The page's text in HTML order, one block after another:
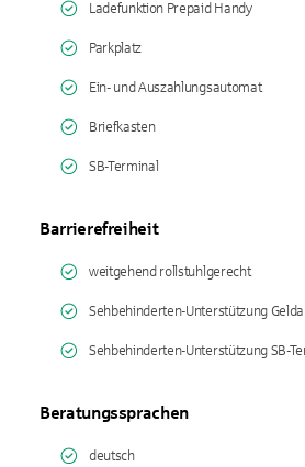
Ladefunktion Prepaid Handy
Parkplatz
Ein- und Auszahlungsautomat
Briefkasten
SB-Terminal
Barrierefreiheit
weitgehend rollstuhlgerecht
Sehbehinderten-Unterstützung
Sehbehinderten-Unterstützung SB-
Beratungssprachen
deutsch